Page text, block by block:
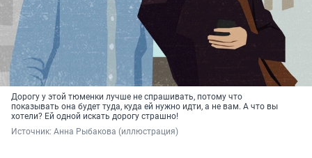
Дорогу у этой тюменки лучше не спрашивать, потому что
показывать она будет туда, куда ей нужно идти, а не вам. А что вы
хотели? Ей одной искать дорогу страшно!
Источник: Анна Рыбакова (иллюстрация)